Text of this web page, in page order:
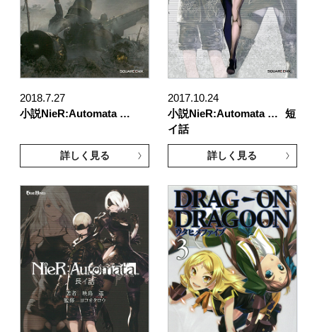
2018.7.27
小説NieR:Automata …
詳しく見る
2017.10.24
小説NieR:Automata …
短
イ話
詳しく見る